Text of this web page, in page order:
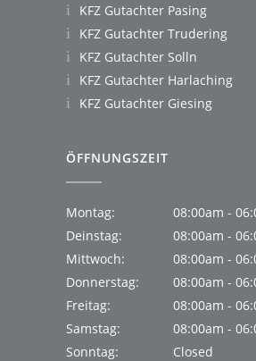
KFZ Gutachter Pasing
KFZ Gutachter Trudering
KFZ Gutachter Solln
KFZ Gutachter Harlaching
KFZ Gutachter Giesing
ÖFFNUNGSZEIT
Montag:
08:00am -
Deinstag:
08:00am -
Mittwoch:
08:00am -
Donnerstag:
08:00am -
Freitag:
08:00am -
Samstag:
08:00am -
Sonntag:
Closed